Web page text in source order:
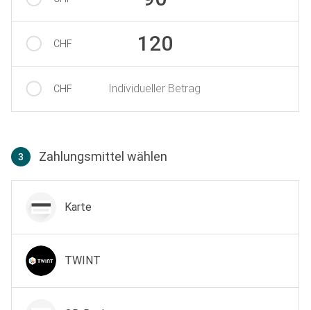
CHF 120
CHF Individueller Betrag
3 Zahlungsmittel wählen
Karte
TWINT